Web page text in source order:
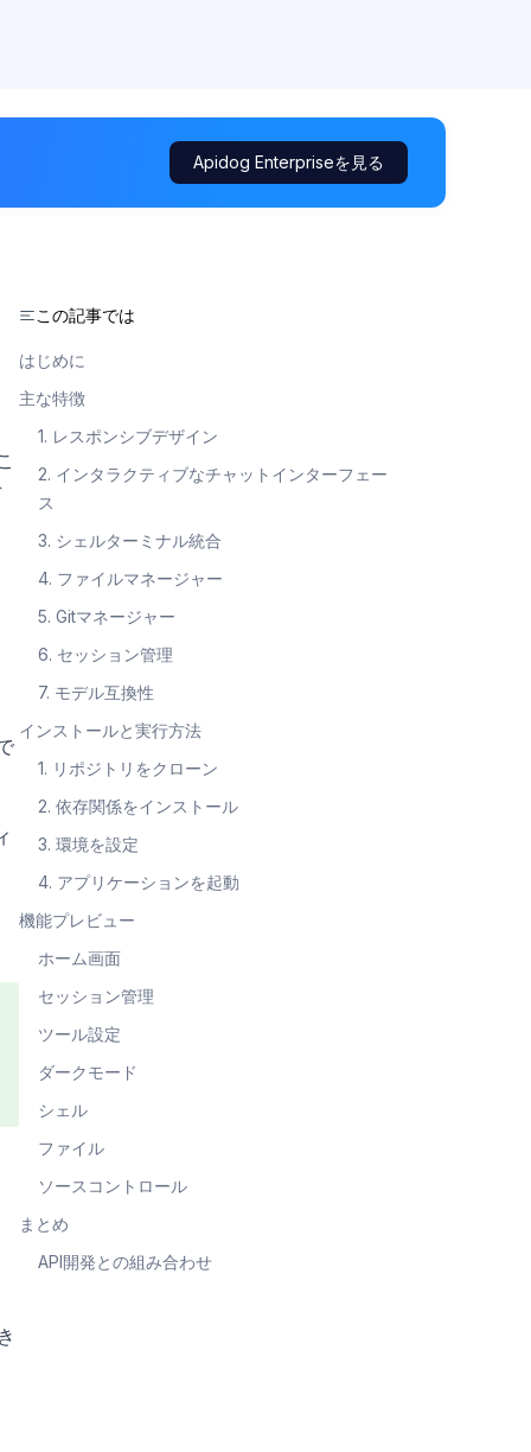
Apidog Enterpriseを見る
この記事では
はじめに
主な特徴
1. レスポンシブデザイン
2. インタラクティブなチャットインターフェー
ス
3. シェルターミナル統合
4. ファイルマネージャー
5. Gitマネージャー
6. セッション管理
7. モデル互換性
インストールと実行方法
1. リポジトリをクローン
2. 依存関係をインストール
3. 環境を設定
4. アプリケーションを起動
機能プレビュー
ホーム画面
セッション管理
ツール設定
ダークモード
シェル
ファイル
ソースコントロール
まとめ
API開発との組み合わせ